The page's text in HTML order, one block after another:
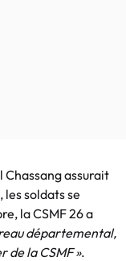
Chassang assurait
les soldats se
la CSMF 26 a
départemental,
la CSMF ».